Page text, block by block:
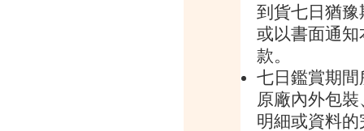
到貨七日猶
或以書面通
款。
七日鑑賞期
原廠內外包
明細或資料